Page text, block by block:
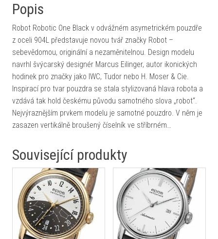
Popis
Robot Robotic One Black v odvážném asymetrickém pouzdře
z oceli 904L představuje novou tvář značky Robot –
sebevědomou, originální a nezaměnitelnou. Design modelu
navrhl švýcarský designér Marcus Eilinger, autor ikonických
hodinek pro značky jako IWC, Tudor nebo H. Moser & Cie.
Inspirací pro tvar pouzdra se stala stylizovaná hlava robota a
vzdává tak hold českému původu samotného slova „robot“.
Nejvýraznějším prvkem modelu je samotné pouzdro. V něm je
zasazen vertikálně broušený číselník ve stříbrném…
Související produkty